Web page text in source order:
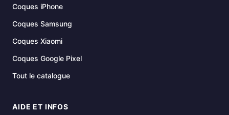
Coques iPhone
Coques Samsung
Coques Xiaomi
Coques Google Pixel
Tout le catalogue
AIDE ET INFOS